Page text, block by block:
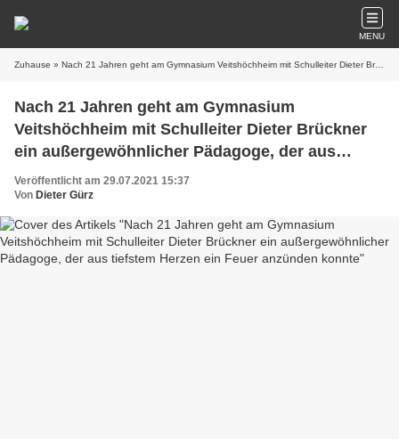
MENU
Zuhause » Nach 21 Jahren geht am Gymnasium Veitshöchheim mit Schulleiter Dieter Brückner ein außergewöhnlicher Pädagoge, der aus tiefstem Herzen ein Feuer anzünden konnte
Nach 21 Jahren geht am Gymnasium
Veitshöchheim mit Schulleiter Dieter Brückner
ein außergewöhnlicher Pädagoge, der aus
tiefstem Herzen ein Feuer anzünden konnte
Veröffentlicht am 29.07.2021 15:37
Von Dieter Gürz